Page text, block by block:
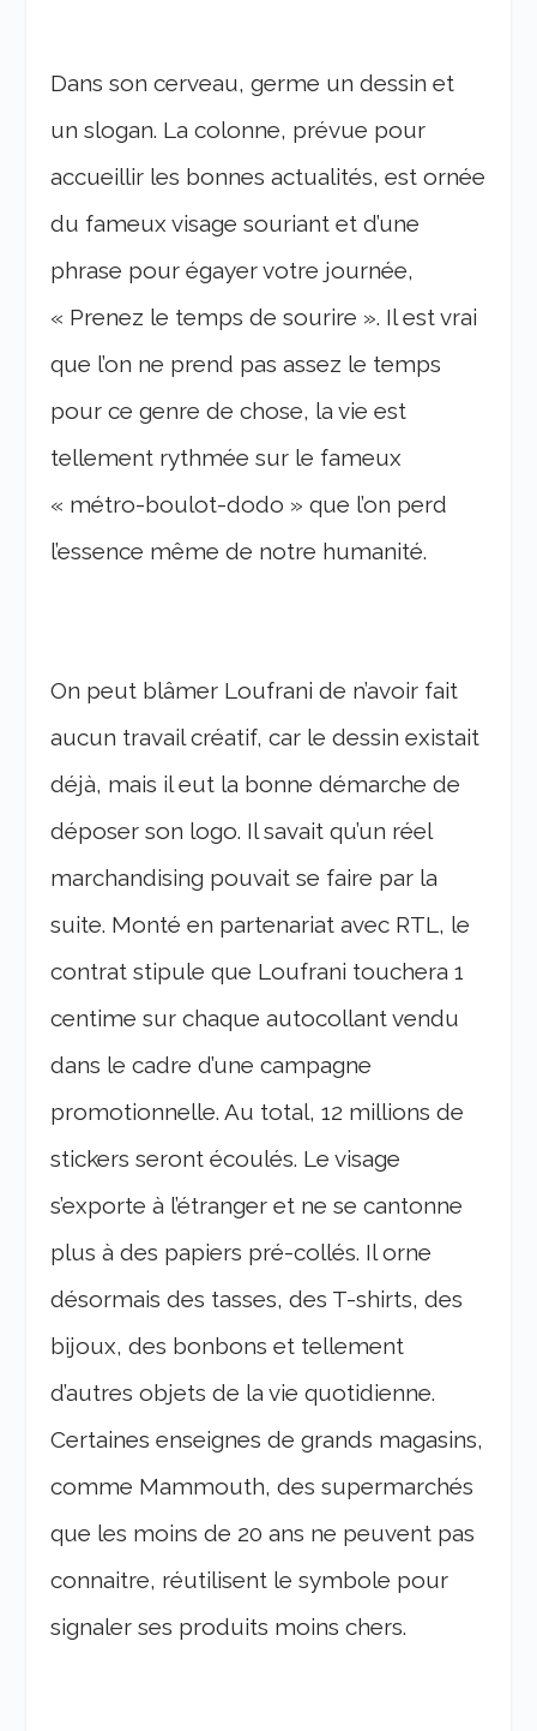
Dans son cerveau, germe un dessin et
un slogan. La colonne, prévue pour
accueillir les bonnes actualités, est ornée
du fameux visage souriant et d’une
phrase pour égayer votre journée,
« Prenez le temps de sourire ». Il est vrai
que l’on ne prend pas assez le temps
pour ce genre de chose, la vie est
tellement rythmée sur le fameux
« métro-boulot-dodo » que l’on perd
l’essence même de notre humanité.
On peut blâmer Loufrani de n’avoir fait
aucun travail créatif, car le dessin existait
déjà, mais il eut la bonne démarche de
déposer son logo. Il savait qu’un réel
marchandising pouvait se faire par la
suite. Monté en partenariat avec RTL, le
contrat stipule que Loufrani touchera 1
centime sur chaque autocollant vendu
dans le cadre d’une campagne
promotionnelle. Au total, 12 millions de
stickers seront écoulés. Le visage
s’exporte à l’étranger et ne se cantonne
plus à des papiers pré-collés. Il orne
désormais des tasses, des T-shirts, des
bijoux, des bonbons et tellement
d’autres objets de la vie quotidienne.
Certaines enseignes de grands magasins,
comme Mammouth, des supermarchés
que les moins de 20 ans ne peuvent pas
connaitre, réutilisent le symbole pour
signaler ses produits moins chers.